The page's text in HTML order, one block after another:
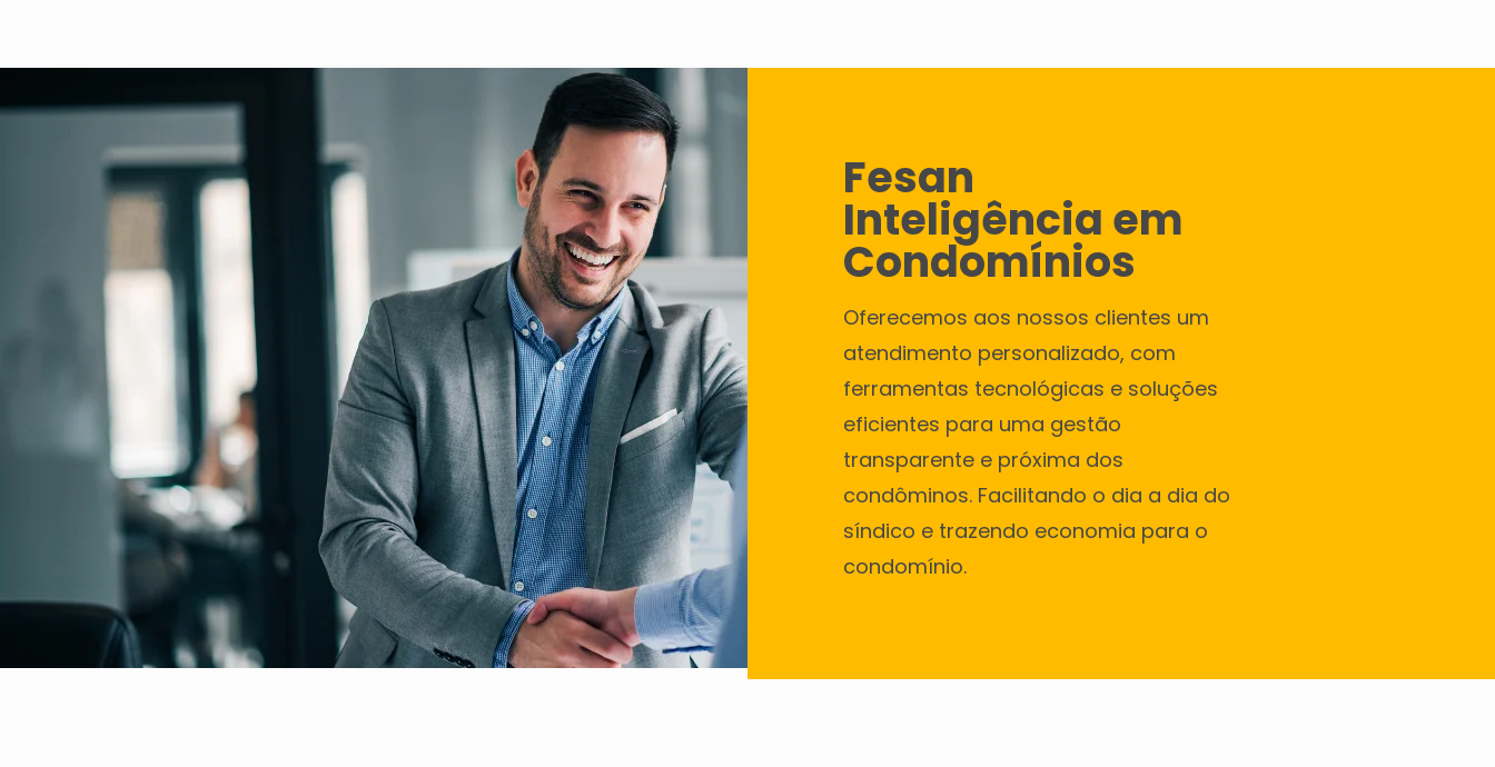
Fesan
Inteligência em
Condomínios
Oferecemos aos nossos clientes um
atendimento personalizado, com
ferramentas tecnológicas e soluções
eficientes para uma gestão
transparente e próxima dos
condôminos. Facilitando o dia a dia do
síndico e trazendo economia para o
condomínio.